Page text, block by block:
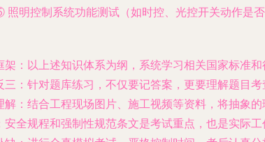
照明控制系统功能测试（如时控、光控开关动作是
架 ：以上述知识体系为纲，系统学习相关国家标准
三 ：针对题库练习，不仅要记答案，更要理解题目
解 ：结合工程现场图片、施工视频等资料，将抽象
安全规程和强制性规范条文是考试重点，也是实际